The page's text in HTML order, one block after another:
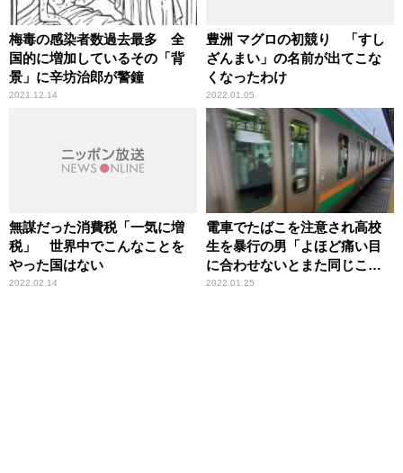
梅毒の感染者数過去最多 全
国的に増加しているその「背
景」に辛坊治郎が警鐘
2021.12.14
豊洲 マグロの初競り 「すし
ざんまい」の名前が出てこな
くなったわけ
2022.01.05
無謀だった消費税「一気に増
税」 世界中でこんなことを
やった国はない
2022.02.14
電車でたばこを注意され高校
生を暴行の男「よほど痛い目
に合わせないとまた同じこと
をする」辛坊治郎が憤怒
2022.01.25